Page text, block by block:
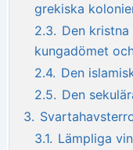
grekiska
2.3. Den
kungadömet
2.4. Den
2.5. Den
3.
3.1. Lämpliga